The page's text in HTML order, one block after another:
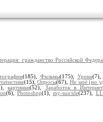
гражданство Российской
(185), Фильмы(175), Уроки(7),
(15),Опросы(67), Не моё (но
картинки(52), Заработок в
(6), Photoshop(1),my-suicide(237),